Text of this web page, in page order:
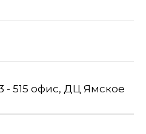
- 515 офис, ДЦ Ямское